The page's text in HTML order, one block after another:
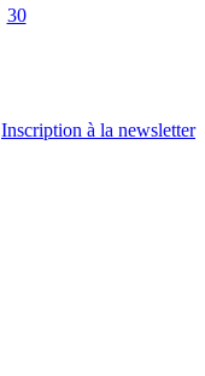
30
Inscription à la newsletter